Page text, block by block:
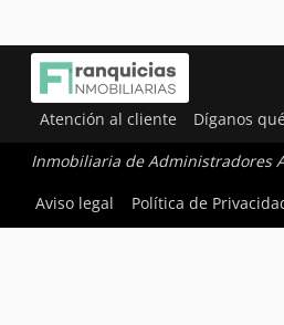
Atención al cliente Díganos
Inmobiliaria de Administradores
Aviso legal
Política de